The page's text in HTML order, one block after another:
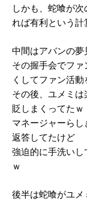
しかも、蛇喰が
れば有利という計
中間はアバンの夢
その握手会でフ
くしてファン活
その後、ユメミ
貶しまくってたｗ
マネージャーら
返答してたけど
強迫的に手洗い
ｗ
後半は蛇喰がユメ